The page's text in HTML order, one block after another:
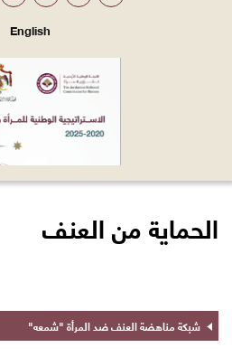
English
الحماية من العنف
شبكات
وحدة
شبكة مناهضة العنف ضد المرأة "شمعه"